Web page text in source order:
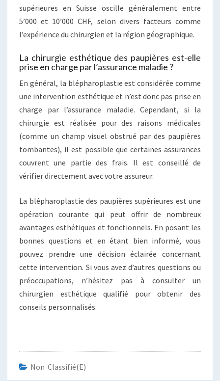
supérieures en Suisse oscille généralement entre
5’000 et 10’000 CHF, selon divers facteurs comme
l’expérience du chirurgien et la région géographique.
La chirurgie esthétique des paupières est-elle
prise en charge par l’assurance maladie ?
En général, la blépharoplastie est considérée comme
une intervention esthétique et n’est donc pas prise en
charge par l’assurance maladie. Cependant, si la
chirurgie est réalisée pour des raisons médicales
(comme un champ visuel obstrué par des paupières
tombantes), il est possible que certaines assurances
couvrent une partie des frais. Il est conseillé de
vérifier directement avec votre assureur.
La blépharoplastie des paupières supérieures est une
opération courante qui peut offrir de nombreux
avantages esthétiques et fonctionnels. En posant les
bonnes questions et en étant bien informé, vous
pouvez prendre une décision éclairée concernant
cette intervention. Si vous avez d’autres questions ou
préoccupations, n’hésitez pas à consulter un
chirurgien esthétique qualifié pour obtenir des
conseils personnalisés.
Non Classifié(e)